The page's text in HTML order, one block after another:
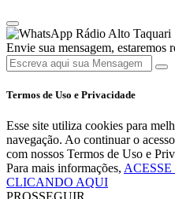
Rádio Alto Taquari
Envie sua mensagem, estaremos
Termos de Uso e Privacidade
Esse site utiliza cookies para
navegação. Ao continuar o
com nossos Termos de Uso e
Para mais informações,
CLICANDO AQUI